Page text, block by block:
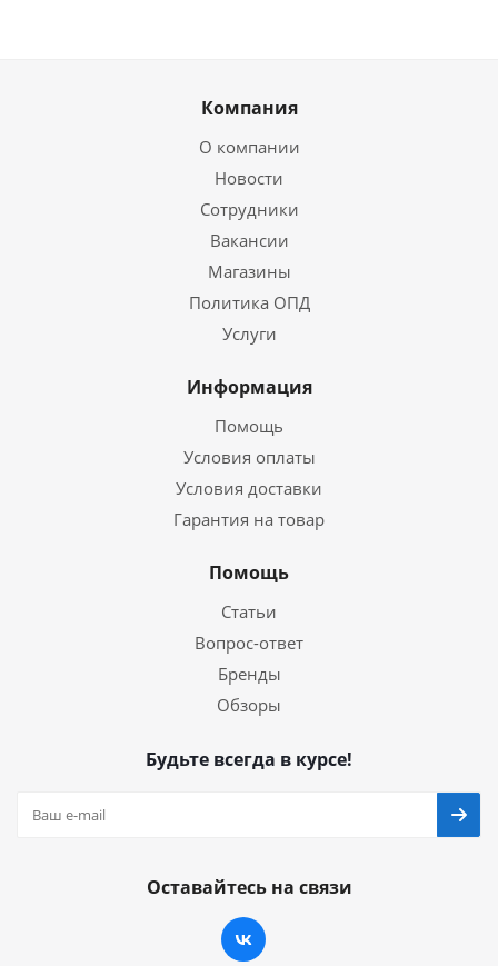
Компания
О компании
Новости
Сотрудники
Вакансии
Магазины
Политика ОПД
Услуги
Информация
Помощь
Условия оплаты
Условия доставки
Гарантия на товар
Помощь
Статьи
Вопрос-ответ
Бренды
Обзоры
Будьте всегда в курсе!
Оставайтесь на связи